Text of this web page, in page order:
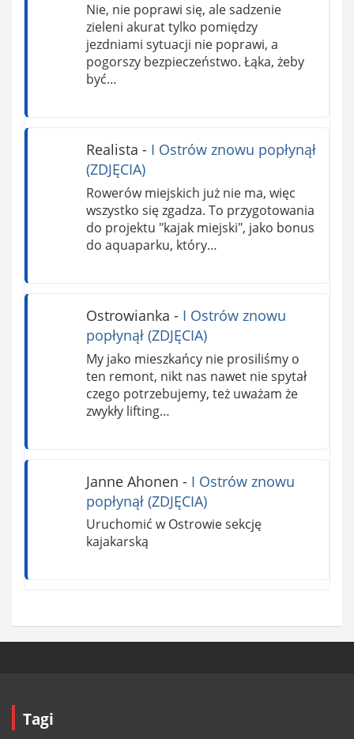
Nie, nie poprawi się, ale sadzenie
zieleni akurat tylko pomiędzy
jezdniami sytuacji nie poprawi, a
pogorszy bezpieczeństwo. Łąka, żeby
być…
Realista - I Ostrów znowu popłynął
(ZDJĘCIA)
Rowerów miejskich już nie ma, więc
wszystko się zgadza. To przygotowania
do projektu "kajak miejski", jako bonus
do aquaparku, który…
Ostrowianka - I Ostrów znowu
popłynął (ZDJĘCIA)
My jako mieszkańcy nie prosiliśmy o
ten remont, nikt nas nawet nie spytał
czego potrzebujemy, też uważam że
zwykły lifting…
Janne Ahonen - I Ostrów znowu
popłynął (ZDJĘCIA)
Uruchomić w Ostrowie sekcję
kajakarską
Tagi